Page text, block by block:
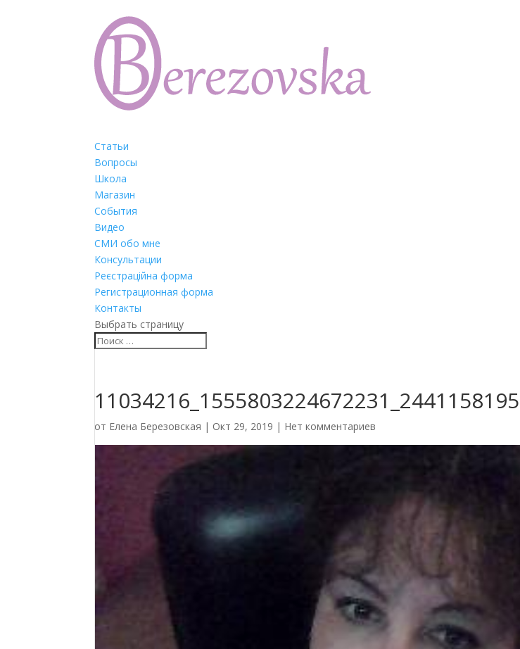
Статьи
Вопросы
Школа
Магазин
События
Видео
СМИ обо мне
Консультации
Реєстраційна форма
Регистрационная форма
Контакты
Выбрать страницу
от Елена Березовская | Окт 29, 2019 | Нет комментариев